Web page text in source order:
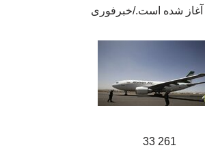
آغاز شده است./خبرفوری
261 33